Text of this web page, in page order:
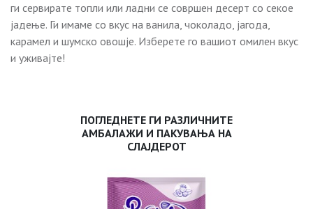
ги сервирате топли или ладни се совршен десерт со секое
јадење. Ги имаме со вкус на ванила, чоколадо, jагода,
карамел и шумско овошје. Изберете го вашиот омилен вкус
и уживајте!
ПОГЛЕДНЕТЕ ГИ РАЗЛИЧНИТЕ
АМБАЛАЖИ И ПАКУВАЊА НА
СЛАЈДЕРОТ